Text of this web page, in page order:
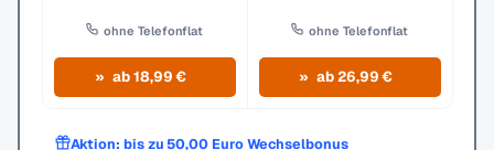
ohne Telefonflat
ab 18,99 €
ohne Telefonflat
ab 26,99 €
Aktion: bis zu 50,00 Euro Wechselbonus